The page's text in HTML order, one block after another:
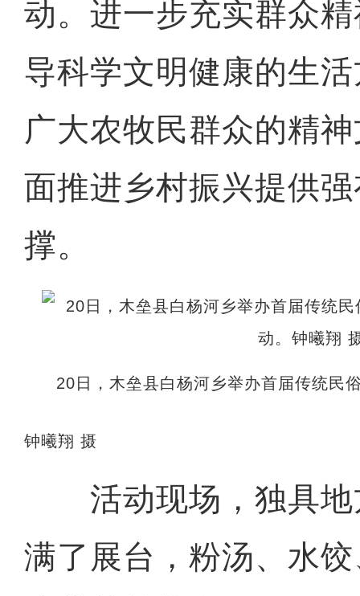
动。进一步充实群众
导科学文明健康的生
广大农牧民群众的精
面推进乡村振兴提供
撑。
20日，木垒县白杨河乡举办首届传统民
钟曦翔 摄
活动现场，独具地
满了展台，粉汤、水